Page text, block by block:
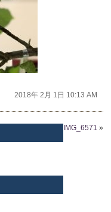
2018年 2月 1日 10:13 AM
IMG_6571 »